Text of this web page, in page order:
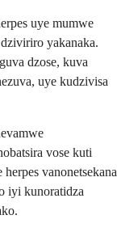
uye mumwe
yakanaka.
dzose, kuva
uye kudzivisa
vose kuti
vanonetsekana
iyi kunoratidza